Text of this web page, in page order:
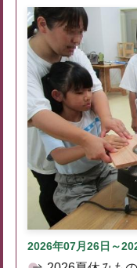
2026年07月26日～